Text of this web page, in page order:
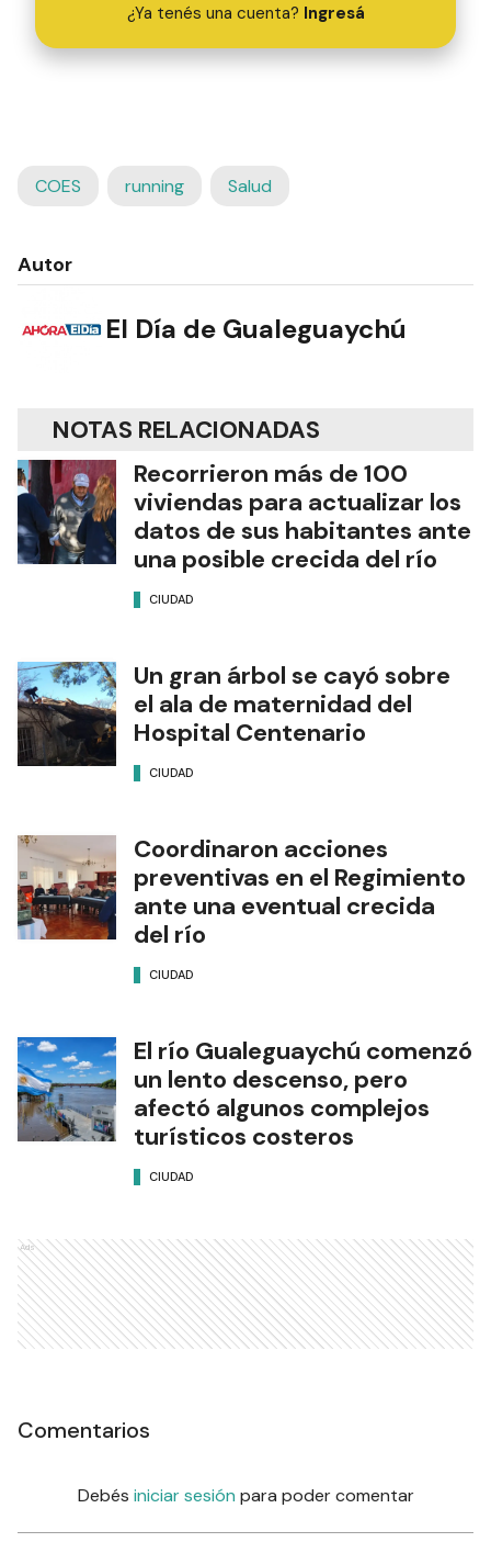
¿Ya tenés una cuenta? Ingresá
COES running Salud
Autor
El Día de Gualeguaychú
NOTAS RELACIONADAS
Recorrieron más de 100
viviendas para actualizar los
datos de sus habitantes ante
una posible crecida del río
CIUDAD
Un gran árbol se cayó sobre
el ala de maternidad del
Hospital Centenario
CIUDAD
Coordinaron acciones
preventivas en el Regimiento
ante una eventual crecida
del río
CIUDAD
El río Gualeguaychú comenzó
un lento descenso, pero
afectó algunos complejos
turísticos costeros
CIUDAD
Ads
Comentarios
Debés iniciar sesión para poder comentar